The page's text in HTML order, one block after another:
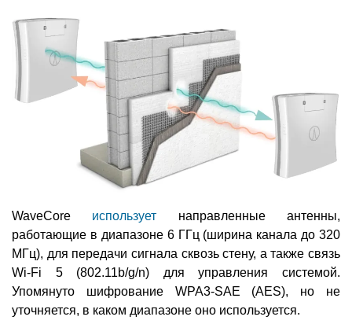
WaveCore использует направленные антенны,
работающие в диапазоне 6 ГГц (ширина канала до 320
МГц), для передачи сигнала сквозь стену, а также связь
Wi-Fi 5 (802.11b/g/n) для управления системой.
Упомянуто шифрование WPA3-SAE (AES), но не
уточняется, в каком диапазоне оно используется.